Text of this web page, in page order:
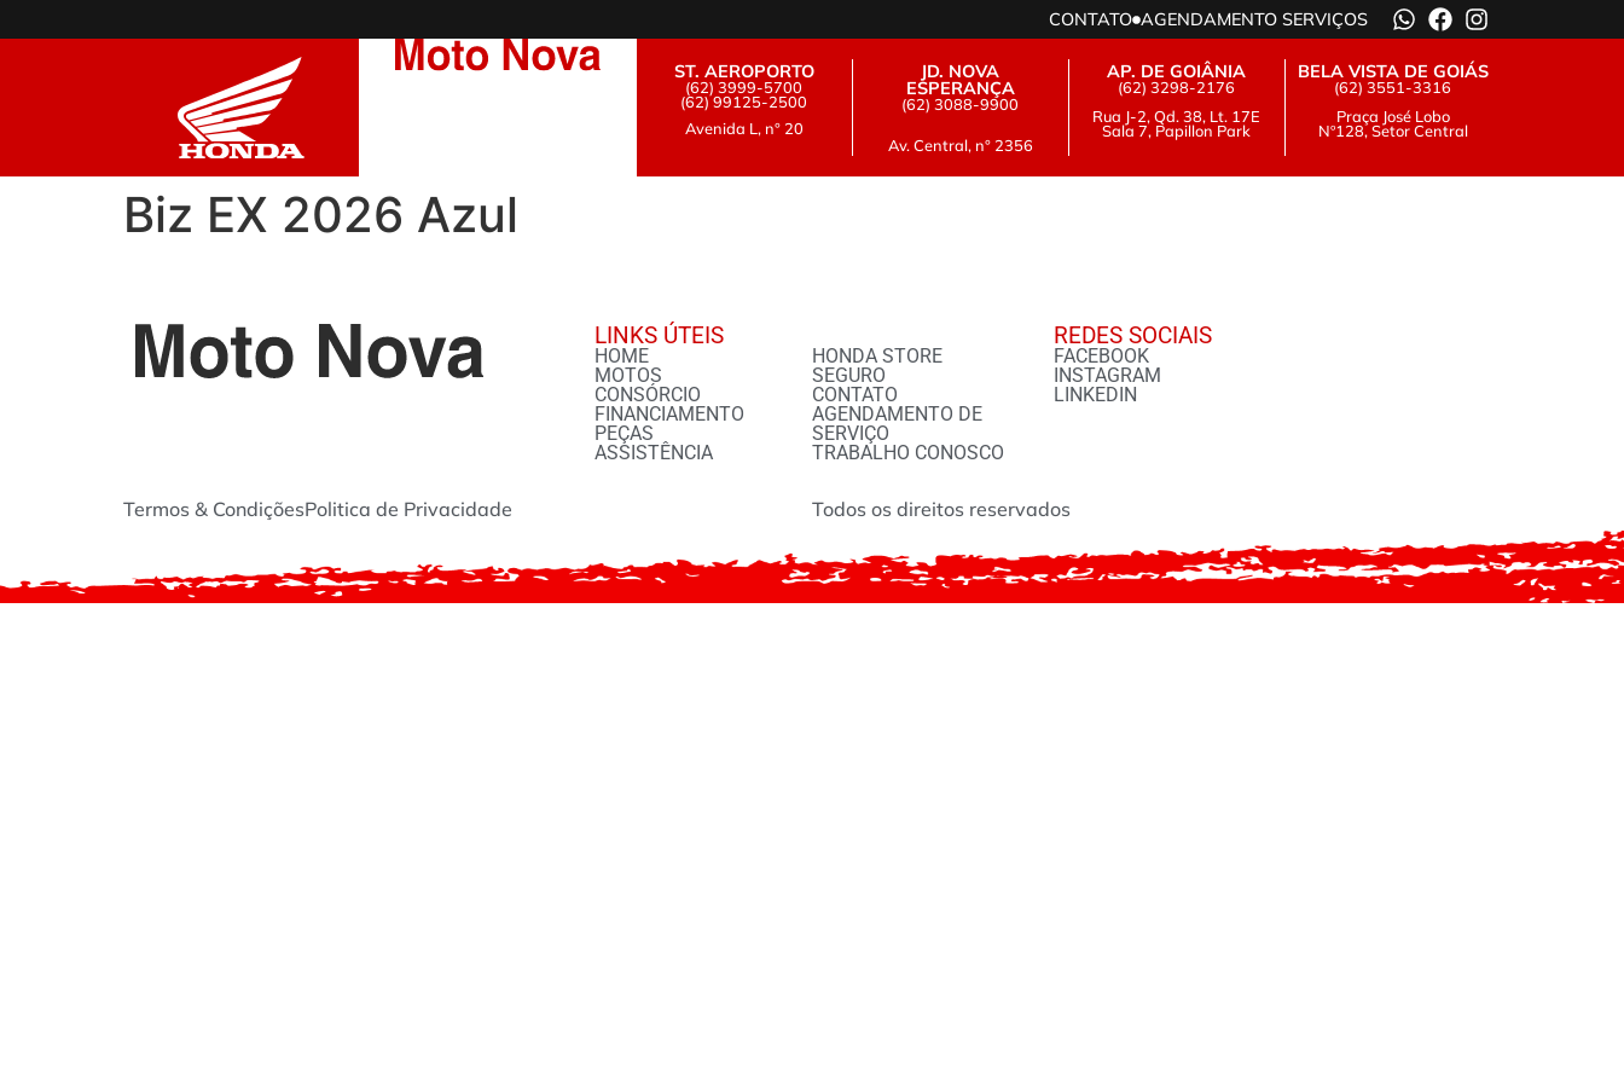
CONTATO AGENDAMENTO SERVIÇOS
ST. AEROPORTO
(62) 3999-5700
(62) 99125-2500
Avenida L, n° 20
JD. NOVA
ESPERANÇA
(62) 3088-9900
Av. Central, n° 2356
AP. DE GOIÂNIA
(62) 3298-2176
Rua J-2, Qd. 38, Lt. 17E
Sala 7, Papillon Park
BELA VISTA DE GOIÁS
(62) 3551-3316
Praça José Lobo
Nº128, Setor Central
Biz EX 2026 Azul
LINKS ÚTEIS
HOME
MOTOS
CONSÓRCIO
FINANCIAMENTO
PEÇAS
ASSISTÊNCIA
HONDA STORE
SEGURO
CONTATO
AGENDAMENTO DE
SERVIÇO
TRABALHO CONOSCO
REDES SOCIAIS
FACEBOOK
INSTAGRAM
LINKEDIN
Termos & CondiçõesPolitica de Privacidade Todos os direitos reservados